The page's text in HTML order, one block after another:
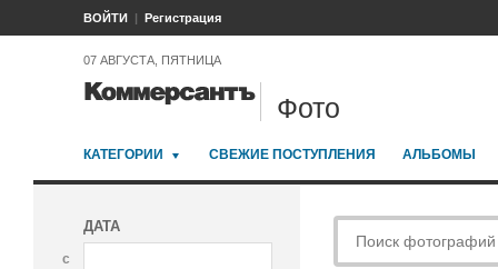
ВОЙТИ Регистрация
07 АВГУСТА, ПЯТНИЦА
Фото
КАТЕГОРИИ СВЕЖИЕ ПОСТУПЛЕНИЯ АЛЬБОМЫ
ДАТА
с